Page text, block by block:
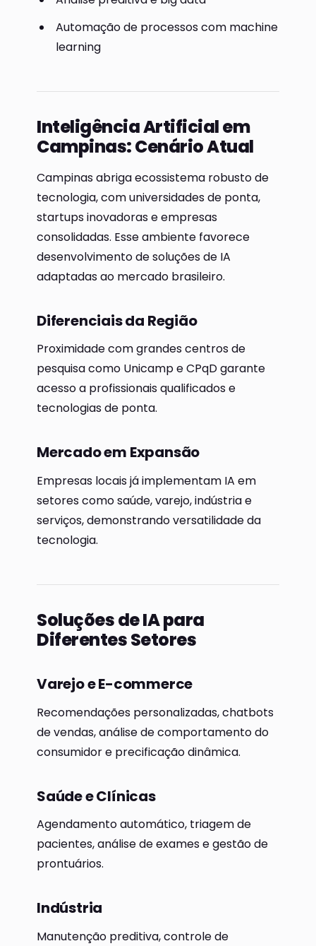
Automação de processos com machine
learning
Inteligência Artificial em
Campinas: Cenário Atual
Campinas abriga ecossistema robusto de
tecnologia, com universidades de ponta,
startups inovadoras e empresas
consolidadas. Esse ambiente favorece
desenvolvimento de soluções de IA
adaptadas ao mercado brasileiro.
Diferenciais da Região
Proximidade com grandes centros de
pesquisa como Unicamp e CPqD garante
acesso a profissionais qualificados e
tecnologias de ponta.
Mercado em Expansão
Empresas locais já implementam IA em
setores como saúde, varejo, indústria e
serviços, demonstrando versatilidade da
tecnologia.
Soluções de IA para
Diferentes Setores
Varejo e E-commerce
Recomendações personalizadas, chatbots
de vendas, análise de comportamento do
consumidor e precificação dinâmica.
Saúde e Clínicas
Agendamento automático, triagem de
pacientes, análise de exames e gestão de
prontuários.
Indústria
Manutenção preditiva, controle de